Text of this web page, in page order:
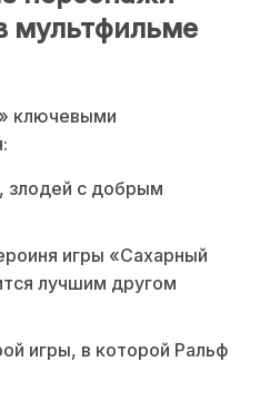
мультфильме
ключевыми
злодей с добрым
игры «Сахарный
лучшим другом
игры, в которой Ральф